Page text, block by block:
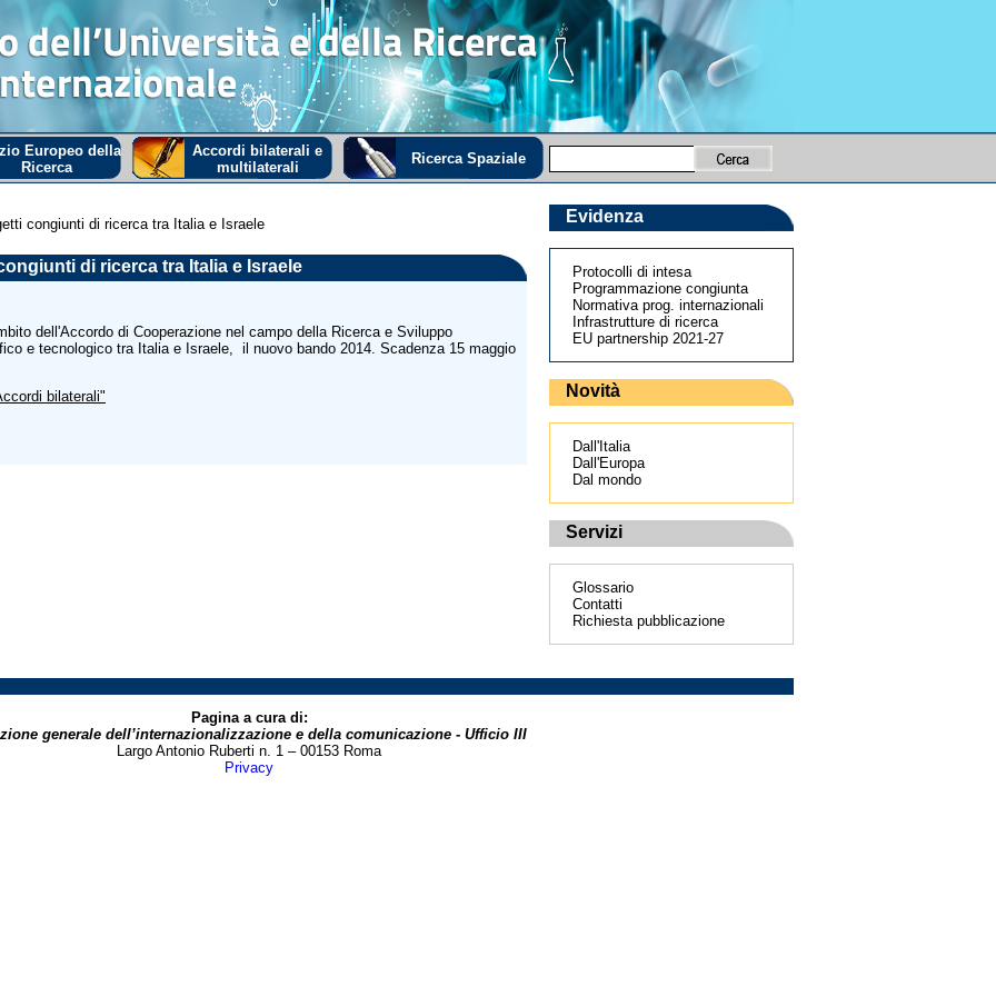
Europeo della
Ricerca
Accordi bilaterali e
multilaterali
Ricerca Spaziale
congiunti di ricerca tra Italia e Israele
di ricerca tra Italia e Israele
dell'Accordo di Cooperazione nel campo della Ricerca e Sviluppo
e tecnologico tra Italia e Israele, il nuovo bando 2014. Scadenza 15 maggio
bilaterali"
Evidenza
Protocolli di intesa
Programmazione congiunta
Normativa prog. internazionali
Infrastrutture di ricerca
EU partnership 2021-27
Novità
Dall'Italia
Dall'Europa
Dal mondo
Servizi
Glossario
Contatti
Richiesta pubblicazione
Pagina a cura di:
generale dell’internazionalizzazione e della comunicazione - Ufficio III
Largo Antonio Ruberti n. 1 – 00153 Roma
Privacy